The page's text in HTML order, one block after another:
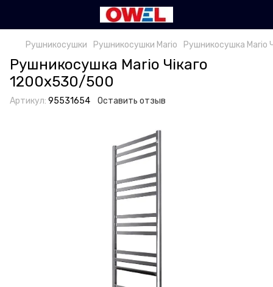
Рушникосушки Рушникосушки Mario Рушникосушка Mario
Рушникосушка Mario Чікаго
1200х530/500
Артикул: 95531654 Оставить отзыв